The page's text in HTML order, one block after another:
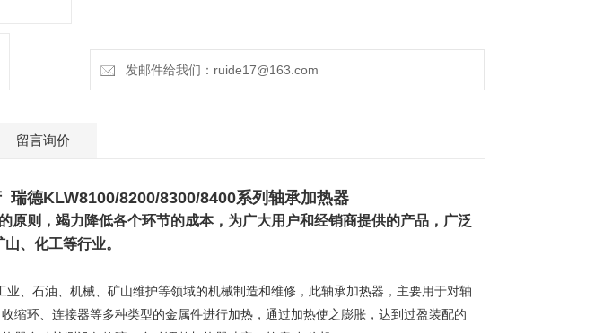
发邮件给我们：ruide17@163.com
留言询价
德KLW8100/8200/8300/8400系列轴承加热器
原则，竭力降低各个环节的成本，为广大用户和经销商提供的产品，广泛
山、化工等行业。
、石油、机械、矿山维护等领域的机械制造和维修，此轴承加热器，主要用于对轴
缩环、连接器等多种类型的金属件进行加热，通过加热使之膨胀，达到过盈装配的